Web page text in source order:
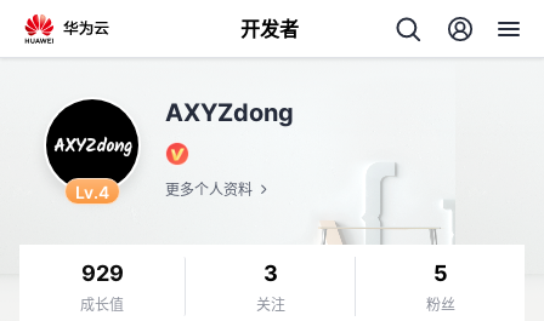
开发者
Lv.4
AXYZdong
更多个人资料
929
成长值
3
关注
5
粉丝